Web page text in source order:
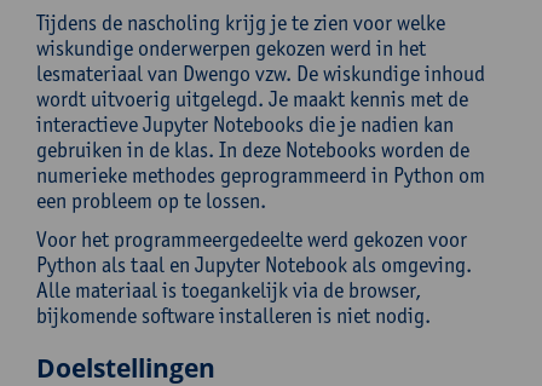
Tijdens de nascholing krijg je te zien voor welke
wiskundige onderwerpen gekozen werd in het
lesmateriaal van Dwengo vzw. De wiskundige inhoud
wordt uitvoerig uitgelegd. Je maakt kennis met de
interactieve Jupyter Notebooks die je nadien kan
gebruiken in de klas. In deze Notebooks worden de
numerieke methodes geprogrammeerd in Python om
een probleem op te lossen.
Voor het programmeergedeelte werd gekozen voor
Python als taal en Jupyter Notebook als omgeving.
Alle materiaal is toegankelijk via de browser,
bijkomende software installeren is niet nodig.
Doelstellingen